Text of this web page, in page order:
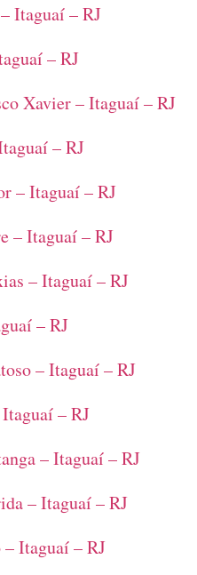
Itaguaí – RJ
– RJ
Xavier – Itaguaí – RJ
– RJ
– Itaguaí – RJ
– Itaguaí – RJ
– Itaguaí – RJ
– RJ
– Itaguaí – RJ
– RJ
– Itaguaí – RJ
– Itaguaí – RJ
Itaguaí – RJ